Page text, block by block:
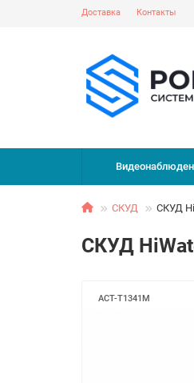
Доставка Контакты
СКУД СКУД
СКУД
ACT-T1341M